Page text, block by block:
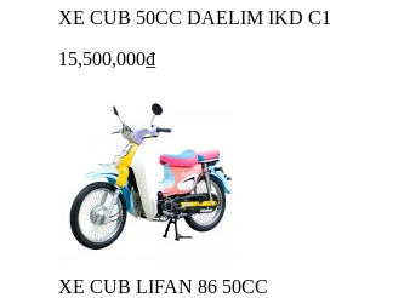
XE CUB 50CC DAELIM IKD C1
15,500,000₫
XE CUB LIFAN 86 50CC